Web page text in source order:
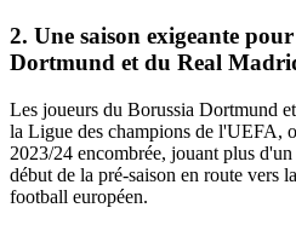
2. Une saison exigeante
Dortmund et du Real
Les joueurs du Borussia Dortmund
la Ligue des champions de l'UEFA,
2023/24 encombrée, jouant plus
début de la pré-saison en route vers
football européen.